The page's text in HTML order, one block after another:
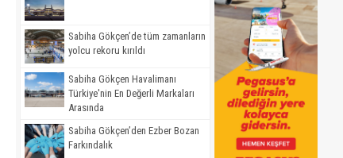
Sabiha Gökçen’de tüm zamanların
yolcu rekoru kırıldı
Sabiha Gökçen Havalimanı
Türkiye'nin En Değerli Markaları
Arasında
Sabiha Gökçen’den Ezber Bozan
Farkındalık